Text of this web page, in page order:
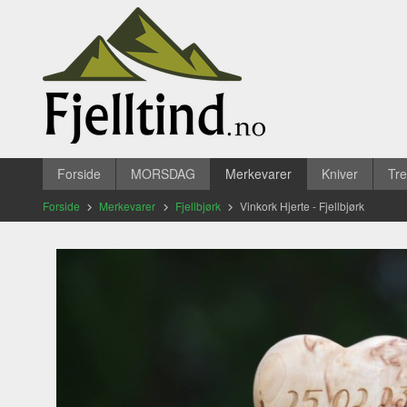
Produkter
Forside MORSDAG Merkevarer Kniver
Forside Merkevarer Fjellbjørk Vinkork Hjerte - Fjellbjørk